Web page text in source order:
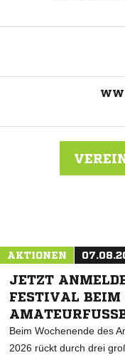
AKTIONEN
JETZT
ESTIVAL BEIM
Beim Wochenende des
2026 rückt durch drei